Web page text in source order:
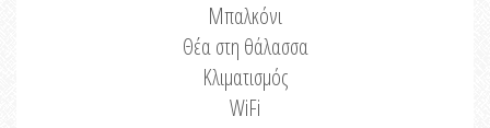
Μπαλκόνι
Θέα στη θάλασσα
Κλιματισμός
WiFi